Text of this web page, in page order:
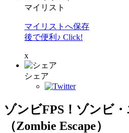
マイリスト
マイリストへ保存
後で便利♪ Click!
x
シェア
ゾンビFPS！ゾンビ
（Zombie Escape）